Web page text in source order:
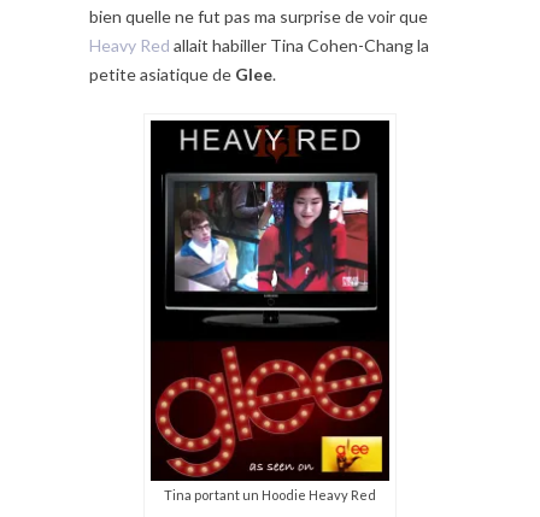
bien quelle ne fut pas ma surprise de voir que
Heavy Red allait habiller Tina Cohen-Chang la
petite asiatique de Glee.
Tina portant un Hoodie Heavy Red